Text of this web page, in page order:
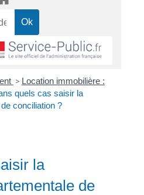
> Location immobilière :
quels cas saisir la
conciliation ?
la
de